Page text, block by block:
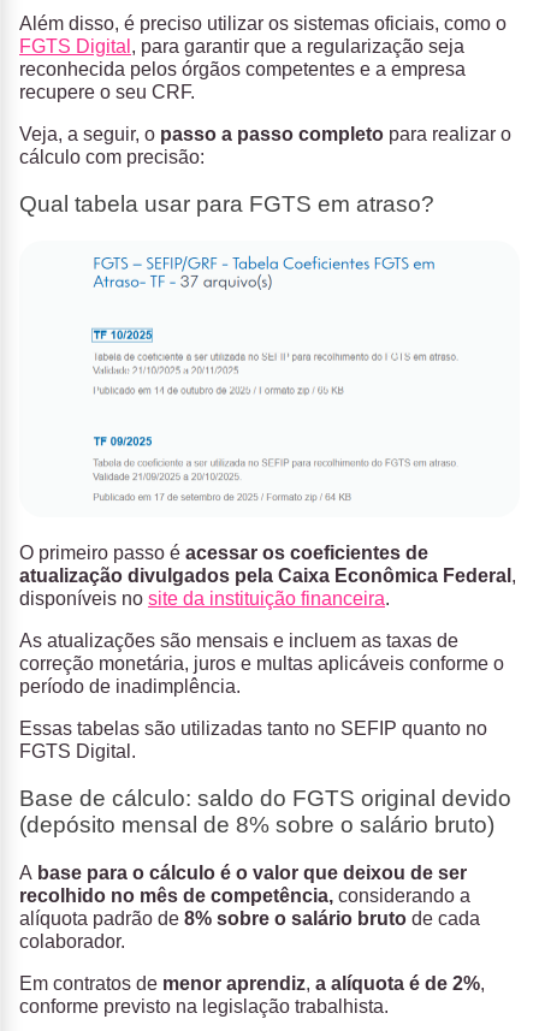
Além disso, é preciso utilizar os sistemas oficiais, como o
FGTS Digital , para garantir que a regularização seja
reconhecida pelos órgãos competentes e a empresa
recupere o seu CRF.
Veja, a seguir, o passo a passo completo para realizar o
cálculo com precisão:
Qual tabela usar para FGTS em atraso?
O primeiro passo é acessar os coeficientes de
atualização divulgados pela Caixa Econômica Federal ,
disponíveis no site da instituição financeira.
As atualizações são mensais e incluem as taxas de
correção monetária, juros e multas aplicáveis conforme o
período de inadimplência.
Essas tabelas são utilizadas tanto no SEFIP quanto no
FGTS Digital.
Base de cálculo: saldo do FGTS original devido
(depósito mensal de 8% sobre o salário bruto)
A base para o cálculo é o valor que deixou de ser
recolhido no mês de competência, considerando a
alíquota padrão de 8% sobre o salário bruto de cada
colaborador.
Em contratos de menor aprendiz, a alíquota é de 2%,
conforme previsto na legislação trabalhista.